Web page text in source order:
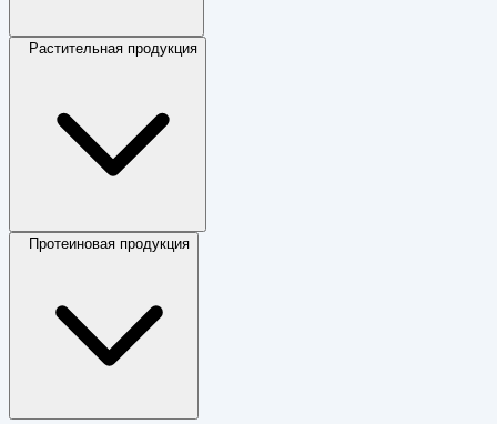
Растительная продукция
Протеиновая продукция